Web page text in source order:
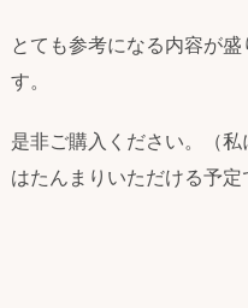
とても参考になる内容が
す。
是非ご購入ください。（
はたんまりいただける予定